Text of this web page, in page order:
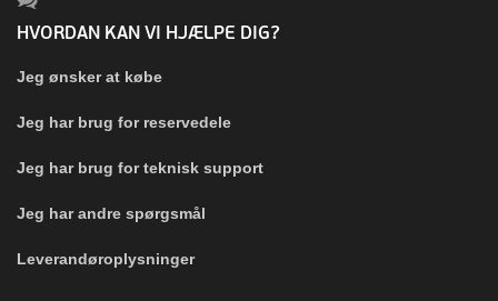
HVORDAN KAN VI HJÆLPE DIG?
Jeg ønsker at købe
Jeg har brug for reservedele
Jeg har brug for teknisk support
Jeg har andre spørgsmål
Leverandøroplysninger